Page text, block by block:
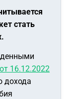
стать
16.12.2022
дохода